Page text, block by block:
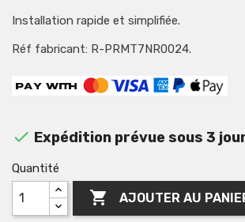
Installation rapide et simplifiée.
Réf fabricant: R-PRMT7NR0024.
 Expédition prévue sous 3
Quantité
 AJOUTER AU